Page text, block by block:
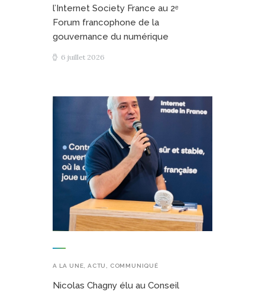
l’Internet Society France au 2ᵉ
Forum francophone de la
gouvernance du numérique
6 juillet 2026
A LA UNE,ACTU , COMMUNIQUÉ
Nicolas Chagny élu au Conseil